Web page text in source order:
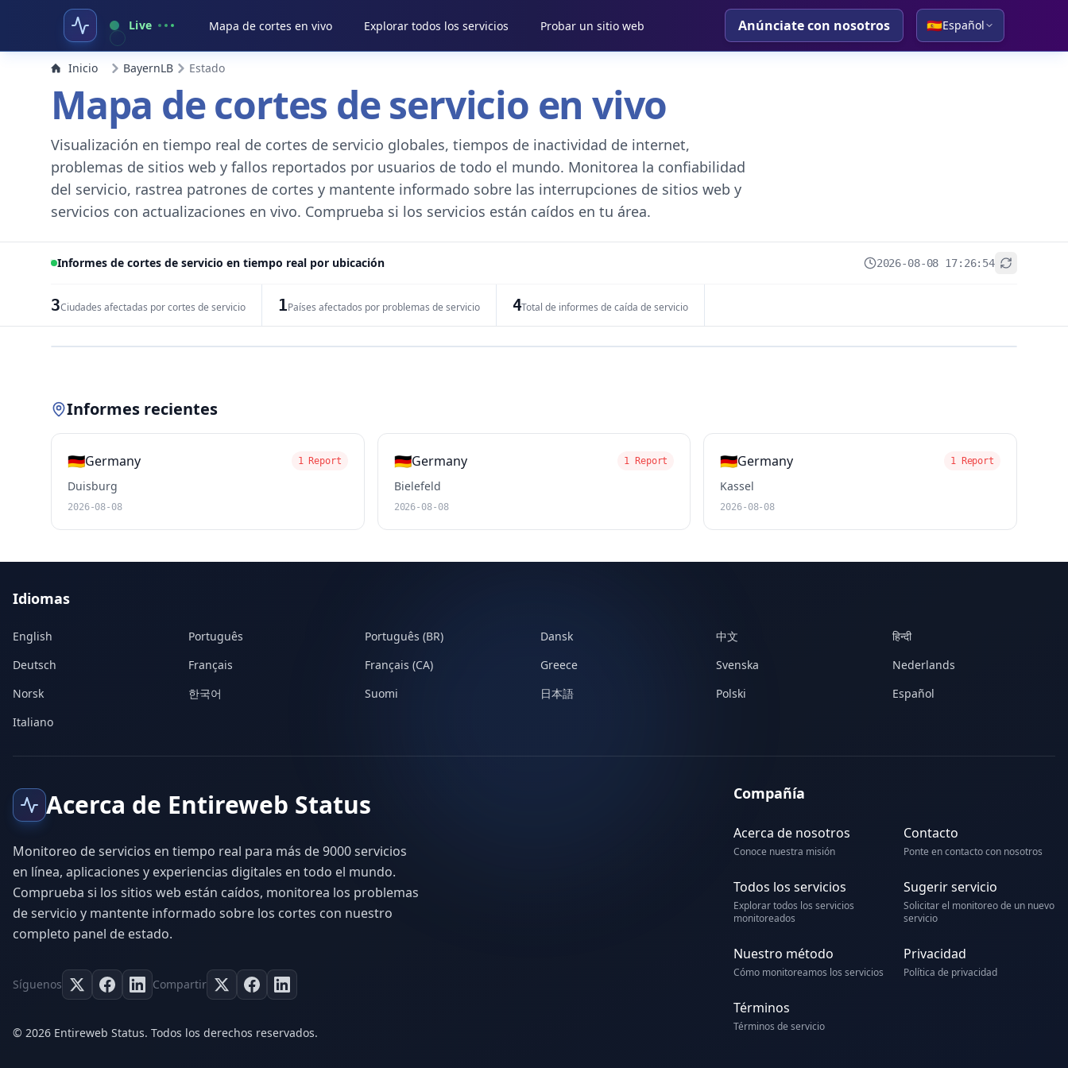
Live Mapa de cortes en vivo Explorar todos los servicios Probar un sitio web Anúnciate con nosotros 🇪🇸Español
Inicio BayernLB Estado
Mapa de cortes de servicio en vivo
Visualización en tiempo real de cortes de servicio globales, tiempos de inactividad de internet,
problemas de sitios web y fallos reportados por usuarios de todo el mundo. Monitorea la confiabilidad
del servicio, rastrea patrones de cortes y mantente informado sobre las interrupciones de sitios web y
servicios con actualizaciones en vivo. Comprueba si los servicios están caídos en tu área.
Informes de cortes de servicio en tiempo real por ubicación 2026-08-08 17:26:54
3Ciudades afectadas por cortes de servicio 1Países afectados por problemas de servicio 4Total de informes de caída de servicio
Informes recientes
🇩🇪Germany 1 Report
Duisburg
2026-08-08
🇩🇪Germany 1 Report
Bielefeld
2026-08-08
🇩🇪Germany 1 Report
Kassel
2026-08-08
Idiomas
English Português Português (BR) Dansk 中文
हिन्दी
Deutsch
Français Français (CA) Greece Svenska
Nederlands
Norsk
한국어 Suomi 日本語 Polski
Español
Italiano
Acerca de Entireweb Status
Monitoreo de servicios en tiempo real para más de 9000 servicios
en línea, aplicaciones y experiencias digitales en todo el mundo.
Comprueba si los sitios web están caídos, monitorea los problemas
de servicio y mantente informado sobre los cortes con nuestro
completo panel de estado.
Síguenos Compartir
© 2026 Entireweb Status. Todos los derechos reservados.
Compañía
Acerca de nosotros
Conoce nuestra misión
Contacto
Ponte en contacto con nosotros
Todos los servicios
Explorar todos los servicios
monitoreados
Sugerir servicio
Solicitar el monitoreo de un nuevo
servicio
Nuestro método
Cómo monitoreamos los servicios
Privacidad
Política de privacidad
Términos
Términos de servicio